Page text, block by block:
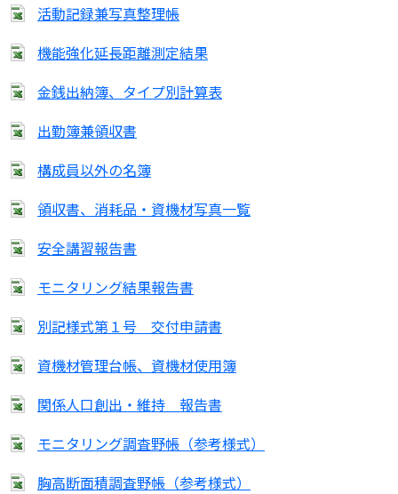
活動記録兼写真整理帳
機能強化延長距離測定結果
金銭出納簿、タイプ別計算表
出勤簿兼領収書
構成員以外の名簿
領収書、消耗品・資機材写真一覧
安全講習報告書
モニタリング結果報告書
別記様式第１号 交付申請書
資機材管理台帳、資機材使用簿
関係人口創出・維持 報告書
モニタリング調査野帳（参考様式）
胸高断面積調査野帳（参考様式）